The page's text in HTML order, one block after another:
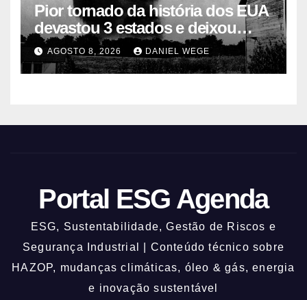
Pior tornado da história dos EUA
devastou 3 estados e deixou
centenas de mortos
AGOSTO 8, 2026 DANIEL WEGE
Portal ESG Agenda
ESG, Sustentabilidade, Gestão de Riscos e
Segurança Industrial | Conteúdo técnico sobre
HAZOP, mudanças climáticas, óleo & gás, energia
e inovação sustentável